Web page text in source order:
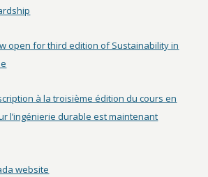
open for third edition of Sustainability in
à la troisième édition du cours en
l’ingénierie durable est maintenant
website